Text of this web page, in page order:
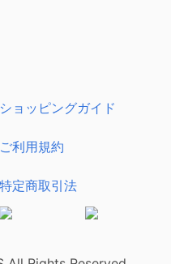
ショッピングガイド
ご利用規約
特定商取引法